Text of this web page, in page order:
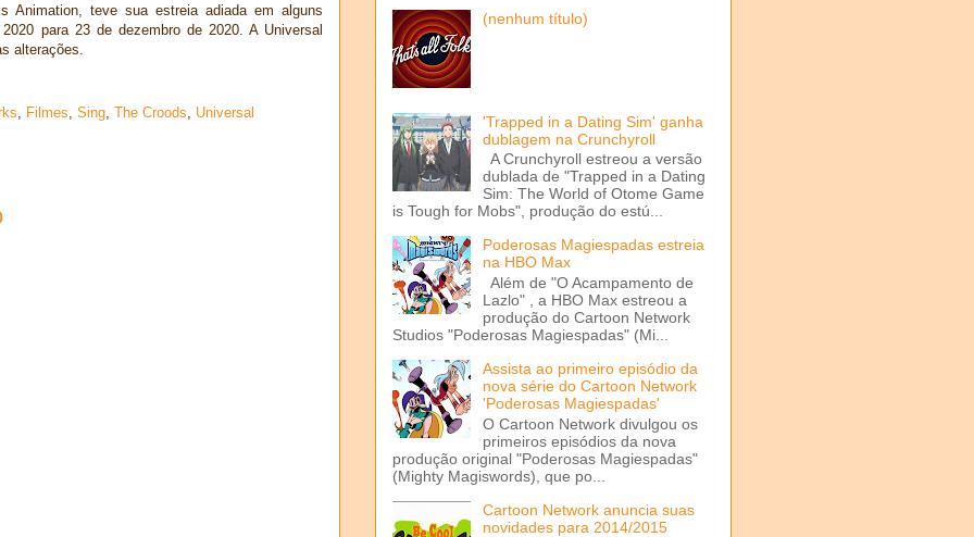
Animation, teve sua estreia adiada em alguns
para 23 de dezembro de 2020. A Universal
alterações.
, Filmes, Sing, The Croods, Universal
(nenhum título)
'Trapped in a Dating Sim' ganha
dublagem na Crunchyroll
A Crunchyroll estreou a versão
dublada de "Trapped in a Dating
Sim: The World of Otome Game
is Tough for Mobs", produção do estú...
Poderosas Magiespadas estreia
na HBO Max
Além de "O Acampamento de
Lazlo" , a HBO Max estreou a
produção do Cartoon Network
Studios "Poderosas Magiespadas" (Mi...
Assista ao primeiro episódio da
nova série do Cartoon Network
'Poderosas Magiespadas'
O Cartoon Network divulgou os
primeiros episódios da nova
produção original "Poderosas Magiespadas"
(Mighty Magiswords), que po...
Cartoon Network anuncia suas
novidades para 2014/2015